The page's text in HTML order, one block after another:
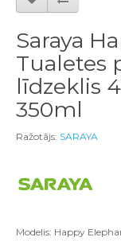
Saraya
Tualetes
līdzeklis
350ml
Ražotājs: SARAYA
Modelis: Happy